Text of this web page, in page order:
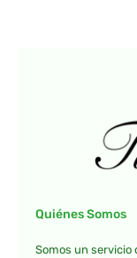
Quiénes Somos
Somos un servicio